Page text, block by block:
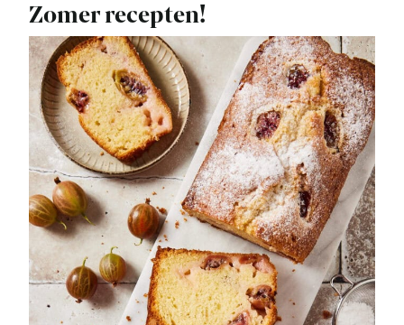
Zomer recepten!